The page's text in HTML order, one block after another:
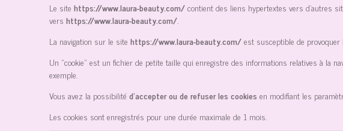
Le site https://www.laura-beauty.com/contient des liens hypertextes vers d’autres
vers https://www.laura-beauty.com/.
La navigation sur le site https://www.laura-beauty.com/est susceptible de provoquer
Un "cookie" est un fichier de petite taille qui enregistre des informations relatives à la
exemple.
Vous avez la possibilité d’accepter ou de refuser les cookies en modifiant les
Les cookies sont enregistrés pour une durée maximale de 1 mois.